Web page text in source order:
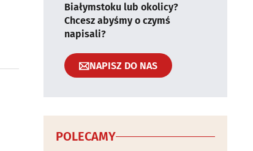
Białymstoku lub okolicy?
Chcesz abyśmy o czymś
napisali?
NAPISZ DO NAS
POLECAMY